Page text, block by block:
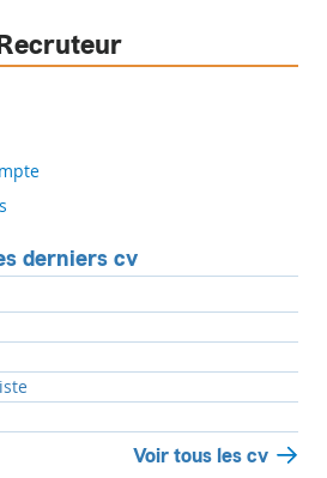
derniers cv
Voir tous les cv